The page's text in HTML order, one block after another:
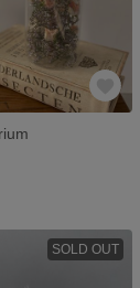
SOLD OUT